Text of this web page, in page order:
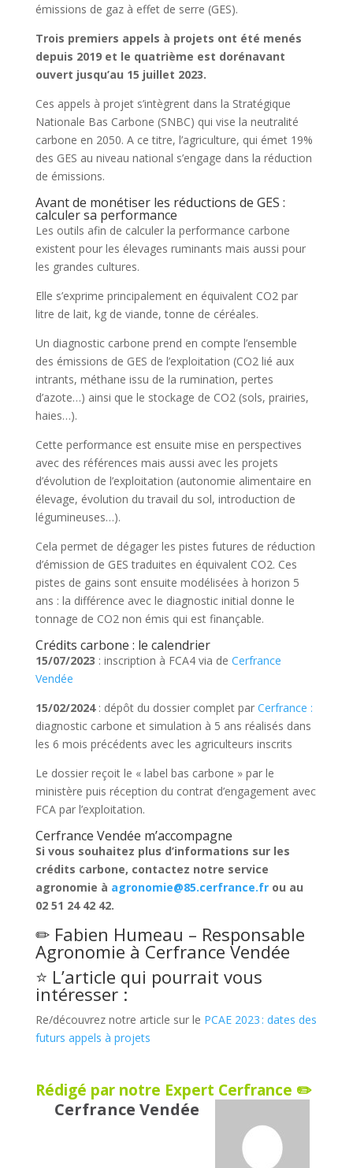
émissions de gaz à effet de serre (GES).
Trois premiers appels à projets ont été menés
depuis 2019 et le quatrième est dorénavant
ouvert jusqu’au 15 juillet 2023.
Ces appels à projet s’intègrent dans la Stratégique
Nationale Bas Carbone (SNBC) qui vise la neutralité
carbone en 2050. A ce titre, l’agriculture, qui émet 19%
des GES au niveau national s’engage dans la réduction
de émissions.
Avant de monétiser les réductions de GES :
calculer sa performance
Les outils afin de calculer la performance carbone
existent pour les élevages ruminants mais aussi pour
les grandes cultures.
Elle s’exprime principalement en équivalent CO2 par
litre de lait, kg de viande, tonne de céréales.
Un diagnostic carbone prend en compte l’ensemble
des émissions de GES de l’exploitation (CO2 lié aux
intrants, méthane issu de la rumination, pertes
d’azote…) ainsi que le stockage de CO2 (sols, prairies,
haies…).
Cette performance est ensuite mise en perspectives
avec des références mais aussi avec les projets
d’évolution de l’exploitation (autonomie alimentaire en
élevage, évolution du travail du sol, introduction de
légumineuses…).
Cela permet de dégager les pistes futures de réduction
d’émission de GES traduites en équivalent CO2. Ces
pistes de gains sont ensuite modélisées à horizon 5
ans : la différence avec le diagnostic initial donne le
tonnage de CO2 non émis qui est finançable.
Crédits carbone : le calendrier
15/07/2023 : inscription à FCA4 via de Cerfrance
Vendée
15/02/2024: dépôt du dossier complet par Cerfrance :
diagnostic carbone et simulation à 5 ans réalisés dans
les 6 mois précédents avec les agriculteurs inscrits
Le dossier reçoit le « label bas carbone » par le
ministère puis réception du contrat d’engagement avec
FCA par l’exploitation.
Cerfrance Vendée m’accompagne
Si vous souhaitez plus d’informations sur les
crédits carbone, contactez notre service
agronomie à agronomie@85.cerfrance.frou au
02 51 24 42 42.
✏ Fabien Humeau – Responsable
Agronomie à Cerfrance Vendée
⭐ L’article qui pourrait vous
intéresser :
Re/découvrez notre article sur le PCAE 2023 : dates des
futurs appels à projets
Rédigé par notre Expert Cerfrance ✏️
Cerfrance Vendée